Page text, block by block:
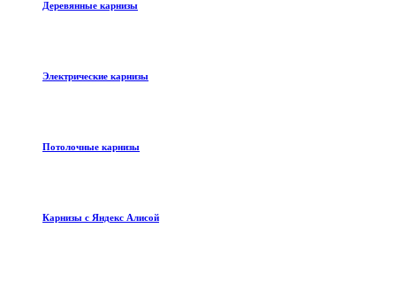
Деревянные карнизы
Электрические карнизы
Потолочные карнизы
Карнизы с Яндекс Алисой